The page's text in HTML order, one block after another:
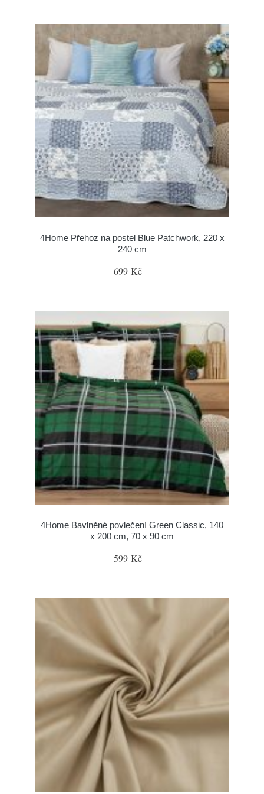
4Home Přehoz na postel Blue Patchwork, 220 x
240 cm
699 Kč
4Home Bavlněné povlečení Green Classic, 140
x 200 cm, 70 x 90 cm
599 Kč